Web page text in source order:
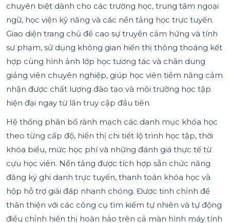
chuyên biệt dành cho các trường học, trung tâm ngoại
ngữ, học viện kỹ năng và các nền tảng học trực tuyến.
Giao diện trang chủ đề cao sự truyền cảm hứng và tính
sư phạm, sử dụng không gian hiển thị thông thoáng kết
hợp cùng hình ảnh lớp học tương tác và chân dung
giảng viên chuyên nghiệp, giúp học viên tiềm năng cảm
nhận được chất lượng đào tạo và môi trường học tập
hiện đại ngay từ lần truy cập đầu tiên.
Hệ thống phân bổ rành mạch các danh mục khóa học
theo từng cấp độ, hiển thị chi tiết lộ trình học tập, thời
khóa biểu, mức học phí và những đánh giá thực tế từ
cựu học viên. Nền tảng được tích hợp sẵn chức năng
đăng ký ghi danh trực tuyến, thanh toán khóa học và
hộp hỗ trợ giải đáp nhanh chóng. Được tinh chỉnh để
thân thiện với các công cụ tìm kiếm tự nhiên và tự động
điều chỉnh hiển thị hoàn hảo trên cả màn hình máy tính